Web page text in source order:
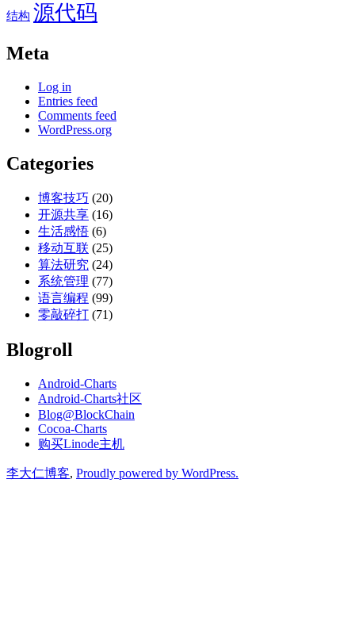
结构 源代码
Meta
Log in
Entries feed
Comments feed
WordPress.org
Categories
博客技巧 (20)
开源共享 (16)
生活感悟 (6)
移动互联 (25)
算法研究 (24)
系统管理 (77)
语言编程 (99)
零敲碎打 (71)
Blogroll
Android-Charts
Android-Charts社区
Blog@BlockChain
Cocoa-Charts
购买Linode主机
李大仁博客, Proudly powered by WordPress.